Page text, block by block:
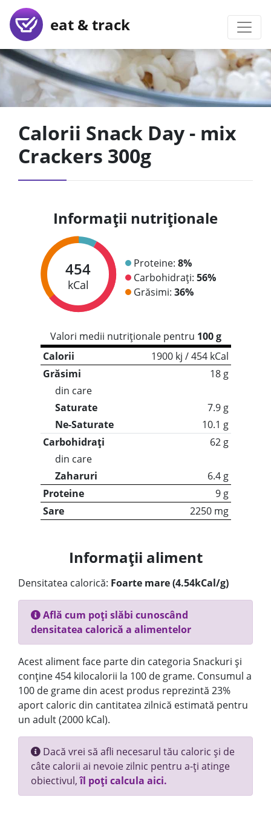
eat & track
Calorii Snack Day - mix
Crackers 300g
Informații nutriționale
454
kCal
Proteine: 8%
Carbohidrați: 56%
Grăsimi: 36%
Valori medii nutriționale pentru 100 g
Calorii
1900 kj / 454 kCal
Grăsimi
18 g
din care
Saturate
7.9 g
Ne-Saturate
10.1 g
Carbohidrați
62 g
din care
Zaharuri
6.4 g
Proteine
9 g
Sare
2250 mg
Informații aliment
Densitatea calorică: Foarte mare (4.54kCal/g)
Află cum poți slăbi cunoscând
densitatea calorică a alimentelor
Acest aliment face parte din categoria Snackuri și
conține 454 kilocalorii la 100 de grame. Consumul a
100 de grame din acest produs reprezintă 23%
aport caloric din cantitatea zilnică estimată pentru
un adult (2000 kCal).
Dacă vrei să afli necesarul tău caloric și de
câte calorii ai nevoie zilnic pentru a-ți atinge
obiectivul,îl poți calcula aici.